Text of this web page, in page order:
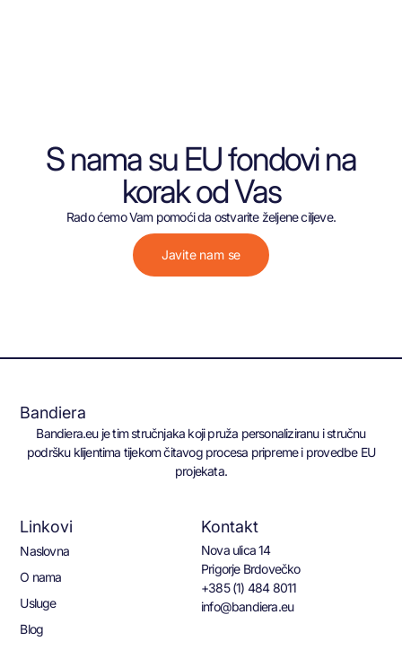
S nama su EU fondovi na
korak od Vas
Rado ćemo Vam pomoći da ostvarite željene ciljeve.
Javite nam se
Bandiera
Bandiera.eu je tim stručnjaka koji pruža personaliziranu i stručnu
podršku klijentima tijekom čitavog procesa pripreme i provedbe EU
projekata.
Linkovi
Naslovna
O nama
Usluge
Blog
Kontakt
Nova ulica 14
Prigorje Brdovečko
+385 (1) 484 8011
info@bandiera.eu